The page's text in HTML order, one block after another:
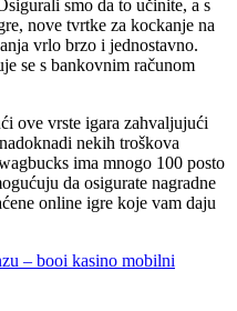
smo da to učinite, a s
nove tvrtke za kockanje na
vrlo brzo i jednostavno.
se s bankovnim računom
ove vrste igara zahvaljujući
nekih troškova
ima mnogo 100 posto
da osigurate nagradne
online igre koje vam daju
– booi kasino mobilni